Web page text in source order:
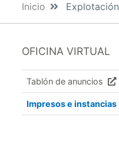
Inicio
OFICINA VIRTUAL
Tablón de anuncios
Impresos e instancias